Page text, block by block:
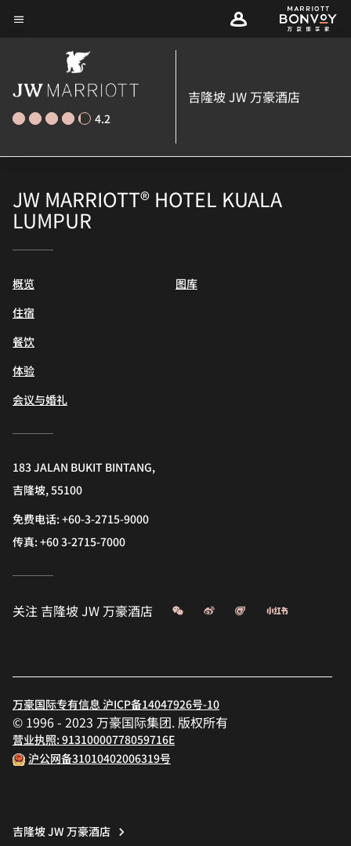
Skip
4.2
吉隆坡 JW 万豪酒店
JW MARRIOTT® HOTEL KUALA
LUMPUR
概览
住宿
餐饮
体验
会议与婚礼
图库
183 JALAN BUKIT BINTANG,
吉隆坡, 55100
免费电话:+60-3-2715-9000
传真:+60 3-2715-7000
关注 吉隆坡 JW 万豪酒店 微信 微博 飞猪 小红书
万豪国际专有信息 沪ICP备14047926号-10
© 1996 - 2023 万豪国际集团. 版权所有
营业执照: 91310000778059716E
沪公网备31010402006319号
吉隆坡 JW 万豪酒店